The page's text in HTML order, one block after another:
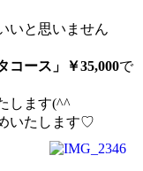
いと思いません
コース」￥35,000で
します(^^ゞ
いたします♡